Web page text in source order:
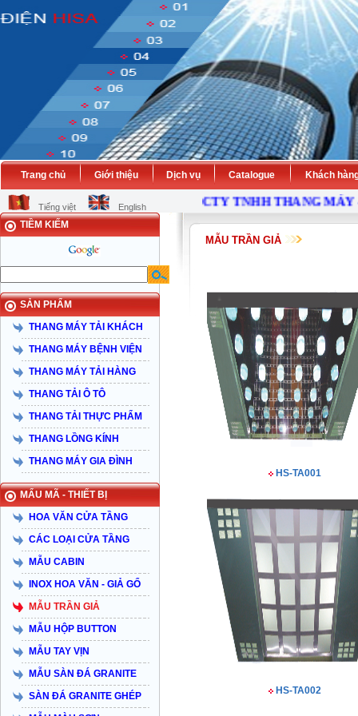
Trang chủ Giới thiệu Dịch vụ Catalogue Khách
Tiếng việt English CTY TNHH THANG MÁY -
TIỀM KIẾM
SẢN PHẨM
THANG MÁY TẢI KHÁCH
THANG MÁY BỆNH VIỆN
THANG MÁY TẢI HÀNG
THANG TẢI Ô TÔ
THANG TẢI THỰC PHẨM
THANG LỒNG KÍNH
THANG MÁY GIA ĐÌNH
MẨU MÃ - THIẾT BỊ
HOA VĂN CỬA TẦNG
CÁC LOẠI CỬA TẦNG
MẪU CABIN
INOX HOA VĂN - GIẢ GỔ
MẪU TRẦN GIẢ
MẪU HỘP BUTTON
MẪU TAY VỊN
MẪU SÀN ĐÁ GRANITE
SÀN ĐÁ GRANITE GHÉP
MẪU TRẦN GIẢ
HS-TA001
HS-TA002